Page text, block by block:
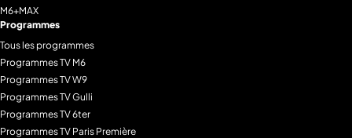
M6+MAX
Programmes
Tous les programmes
Programmes TV M6
Programmes TV W9
Programmes TV Gulli
Programmes TV 6ter
Programmes TV Paris Première